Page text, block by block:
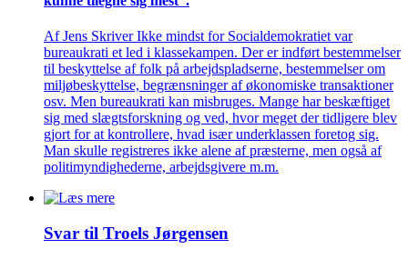
Af Jens Skriver Ikke mindst for Socialdemokratiet var
bureaukrati et led i klassekampen. Der er indført bestemmelser
til beskyttelse af folk på arbejdspladserne, bestemmelser om
miljøbeskyttelse, begrænsninger af økonomiske transaktioner
osv. Men bureaukrati kan misbruges. Mange har beskæftiget
sig med slægtsforskning og ved, hvor meget der tidligere blev
gjort for at kontrollere, hvad især underklassen foretog sig.
Man skulle registreres ikke alene af præsterne, men også af
politimyndighederne, arbejdsgivere m.m.
Svar til Troels Jørgensen